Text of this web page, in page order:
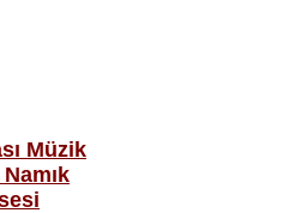
Müzik